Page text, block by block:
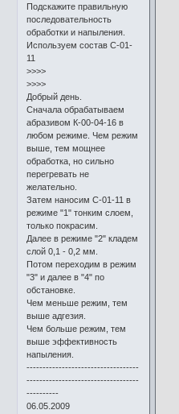
Подскажите правильную
последовательность
обработки и напыления.
Используем состав С-01-
11
>>>>
>>>>
Добрый день.
Сначала обрабатываем
абразивом К-00-04-16 в
любом режиме. Чем режим
выше, тем мощнее
обработка, но сильно
перегревать не
желательно.
Затем наносим С-01-11 в
режиме "1" тонким слоем,
только покрасим.
Далее в режиме "2" кладем
слой 0,1 - 0,2 мм.
Потом переходим в режим
"3" и далее в "4" по
обстановке.
Чем меньше режим, тем
выше адгезия.
Чем больше режим, тем
выше эффективность
напыления.
-----------------------------------
-----------------------------------
----------
06.05.2009